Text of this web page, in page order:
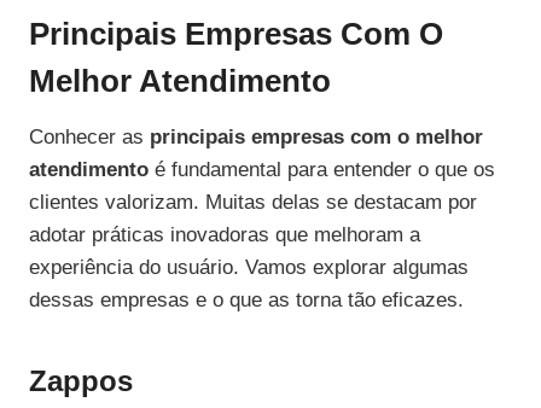
Principais Empresas Com O
Melhor Atendimento
Conhecer as principais empresas com o melhor
atendimento é fundamental para entender o que os
clientes valorizam. Muitas delas se destacam por
adotar práticas inovadoras que melhoram a
experiência do usuário. Vamos explorar algumas
dessas empresas e o que as torna tão eficazes.
Zappos